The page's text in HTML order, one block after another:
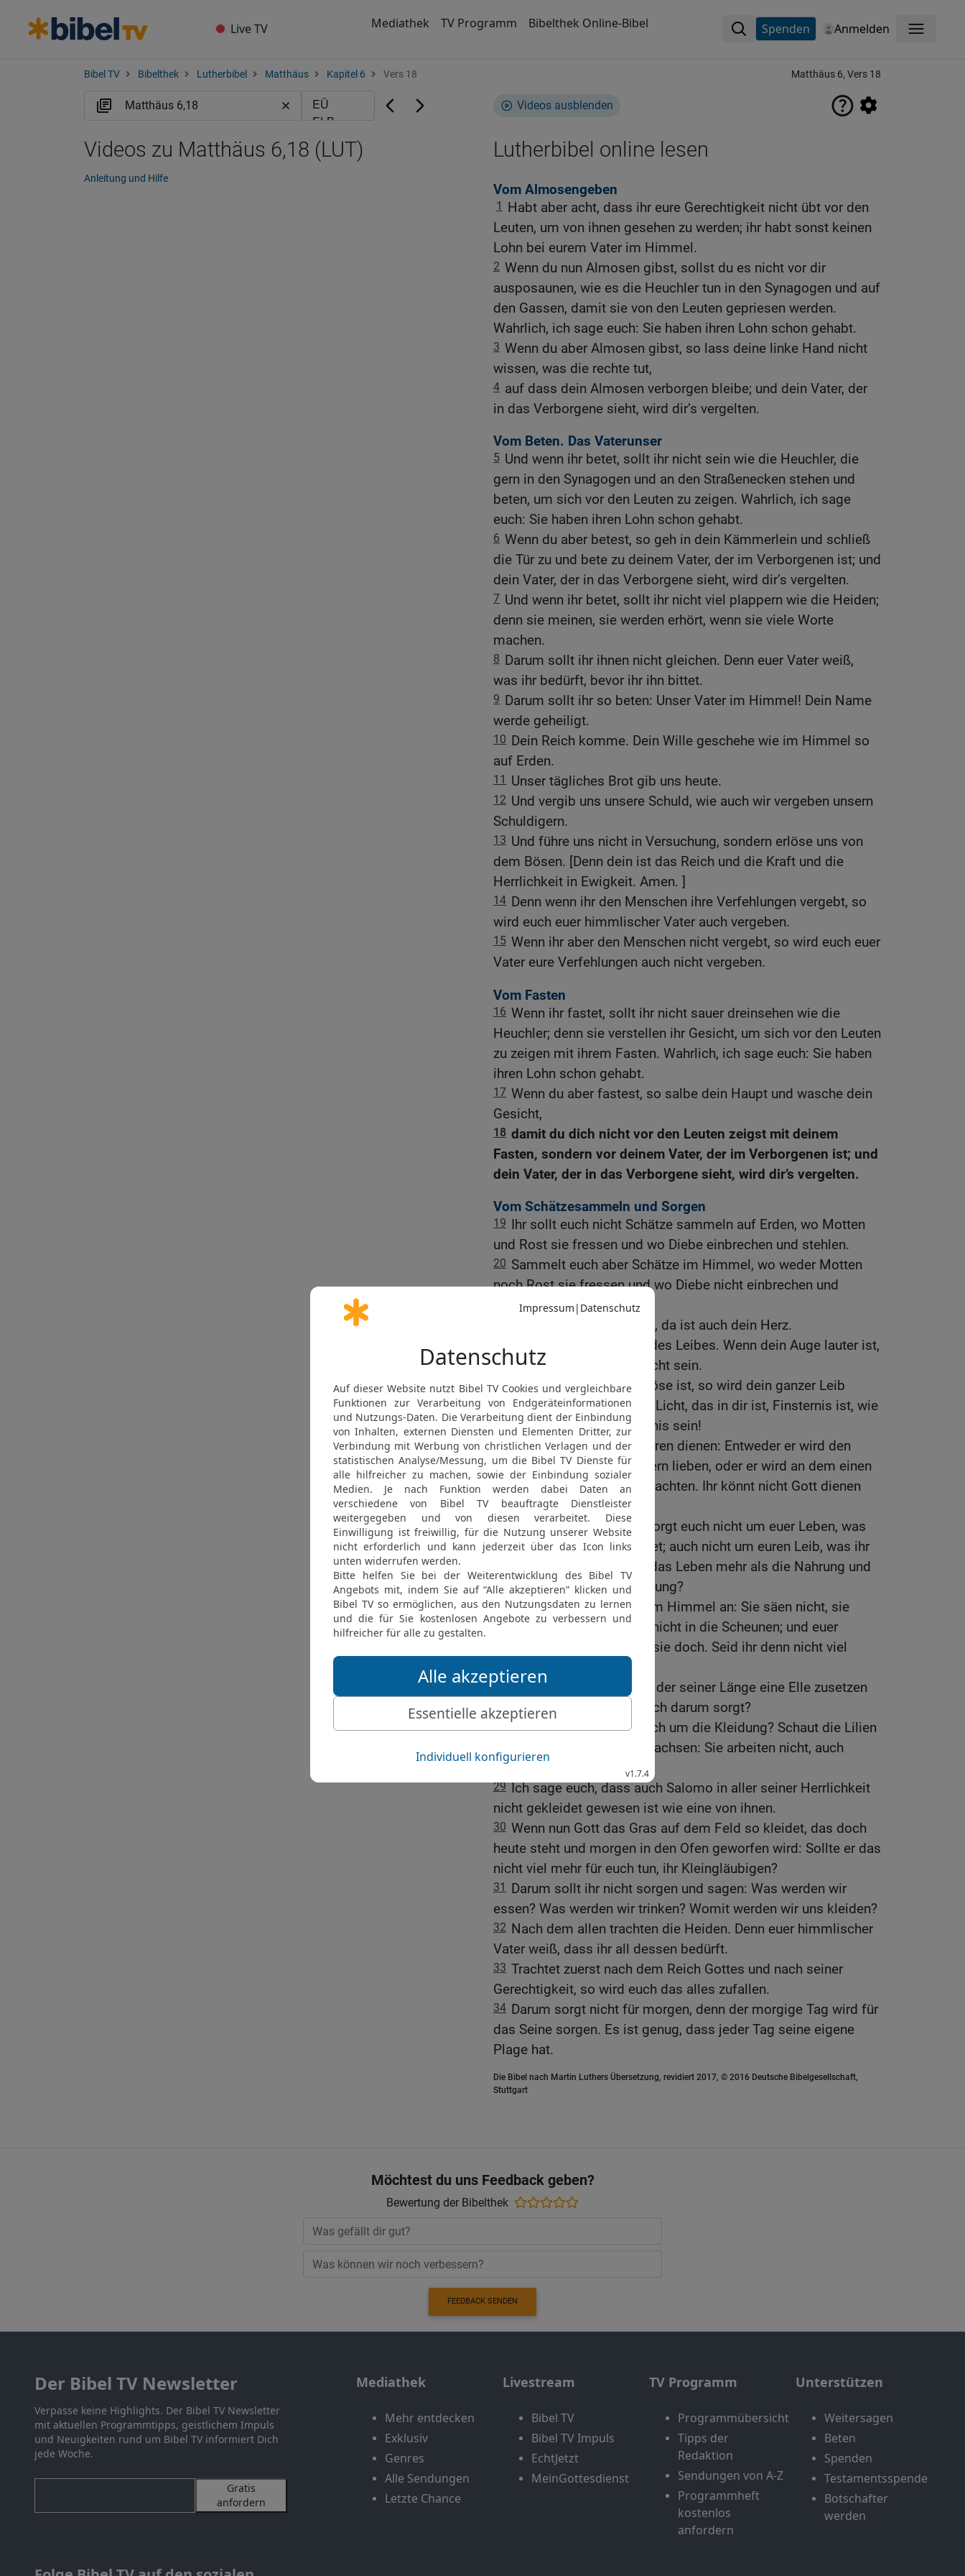
Live TV Mediathek TV Programm Bibelthek Online-Bibel Spenden Anmelden Menü
Bibel TV Bibelthek Lutherbibel Matthäus Kapitel 6 Vers 18 Matthäus 6, Vers 18
Videos ausblenden
Lutherbibel online lesen
Vom Almosengeben
1
Habt aber acht, dass ihr eure Gerechtigkeit nicht übt vor den
Leuten, um von ihnen gesehen zu werden; ihr habt sonst keinen
Lohn bei eurem Vater im Himmel.
2 Wenn du nun Almosen gibst, sollst du es nicht vor dir
ausposaunen, wie es die Heuchler tun in den Synagogen und auf
den Gassen, damit sie von den Leuten gepriesen werden.
Wahrlich, ich sage euch: Sie haben ihren Lohn schon gehabt.
3 Wenn du aber Almosen gibst, so lass deine linke Hand nicht
wissen, was die rechte tut,
4 auf dass dein Almosen verborgen bleibe; und dein Vater, der
in das Verborgene sieht, wird dir’s vergelten.
Vom Beten. Das Vaterunser
5 Und wenn ihr betet, sollt ihr nicht sein wie die Heuchler, die
gern in den Synagogen und an den Straßenecken stehen und
beten, um sich vor den Leuten zu zeigen. Wahrlich, ich sage
euch: Sie haben ihren Lohn schon gehabt.
6 Wenn du aber betest, so geh in dein Kämmerlein und schließ
die Tür zu und bete zu deinem Vater, der im Verborgenen ist; und
dein Vater, der in das Verborgene sieht, wird dir’s vergelten.
7 Und wenn ihr betet, sollt ihr nicht viel plappern wie die Heiden;
denn sie meinen, sie werden erhört, wenn sie viele Worte
machen.
8 Darum sollt ihr ihnen nicht gleichen. Denn euer Vater weiß,
was ihr bedürft, bevor ihr ihn bittet.
9 Darum sollt ihr so beten: Unser Vater im Himmel! Dein Name
werde geheiligt.
10 Dein Reich komme. Dein Wille geschehe wie im Himmel so
auf Erden.
11 Unser tägliches Brot gib uns heute.
12 Und vergib uns unsere Schuld, wie auch wir vergeben unsern
Schuldigern.
13 Und führe uns nicht in Versuchung, sondern erlöse uns von
dem Bösen. [Denn dein ist das Reich und die Kraft und die
Herrlichkeit in Ewigkeit. Amen. ]
14 Denn wenn ihr den Menschen ihre Verfehlungen vergebt, so
wird euch euer himmlischer Vater auch vergeben.
15 Wenn ihr aber den Menschen nicht vergebt, so wird euch euer
Vater eure Verfehlungen auch nicht vergeben.
Vom Fasten
16 Wenn ihr fastet, sollt ihr nicht sauer dreinsehen wie die
Heuchler; denn sie verstellen ihr Gesicht, um sich vor den Leuten
zu zeigen mit ihrem Fasten. Wahrlich, ich sage euch: Sie haben
ihren Lohn schon gehabt.
17 Wenn du aber fastest, so salbe dein Haupt und wasche dein
Gesicht,
18 damit du dich nicht vor den Leuten zeigst mit deinem
Fasten, sondern vor deinem Vater, der im Verborgenen ist; und
dein Vater, der in das Verborgene sieht, wird dir’s vergelten.
Vom Schätzesammeln und Sorgen
19 Ihr sollt euch nicht Schätze sammeln auf Erden, wo Motten
und Rost sie fressen und wo Diebe einbrechen und stehlen.
20 Sammelt euch aber Schätze im Himmel, wo weder Motten
noch Rost sie fressen und wo Diebe nicht einbrechen und
stehlen.
Denn wo dein Schatz ist, da ist auch dein Herz.
Das Auge ist das Licht des Leibes. Wenn dein Auge lauter ist,
so wird dein ganzer Leib licht sein.
23 Wenn aber dein Auge böse ist, so wird dein ganzer Leib
finster sein. Wenn nun das Licht, das in dir ist, Finsternis ist, wie
groß wird dann die Finsternis sein!
24 Niemand kann zwei Herren dienen: Entweder er wird den
einen hassen und den andern lieben, oder er wird an dem einen
hängen und den andern verachten. Ihr könnt nicht Gott dienen
und dem Mammon.
25 Darum sage ich euch: Sorgt euch nicht um euer Leben, was
ihr essen und trinken werdet; auch nicht um euren Leib, was ihr
anziehen werdet. Ist nicht das Leben mehr als die Nahrung und
der Leib mehr als die Kleidung?
26 Seht die Vögel unter dem Himmel an: Sie säen nicht, sie
ernten nicht, sie sammeln nicht in die Scheunen; und euer
himmlischer Vater ernährt sie doch. Seid ihr denn nicht viel
kostbarer als sie?
27 Wer ist aber unter euch, der seiner Länge eine Elle zusetzen
könnte, wie sehr er sich auch darum sorgt?
Und warum sorgt ihr euch um die Kleidung? Schaut die Lilien
auf dem Feld an, wie sie wachsen: Sie arbeiten nicht, auch
spinnen sie nicht.
29 Ich sage euch, dass auch Salomo in aller seiner Herrlichkeit
nicht gekleidet gewesen ist wie eine von ihnen.
30 Wenn nun Gott das Gras auf dem Feld so kleidet, das doch
heute steht und morgen in den Ofen geworfen wird: Sollte er das
nicht viel mehr für euch tun, ihr Kleingläubigen?
31 Darum sollt ihr nicht sorgen und sagen: Was werden wir
essen? Was werden wir trinken? Womit werden wir uns kleiden?
32 Nach dem allen trachten die Heiden. Denn euer himmlischer
Vater weiß, dass ihr all dessen bedürft.
33 Trachtet zuerst nach dem Reich Gottes und nach seiner
Gerechtigkeit, so wird euch das alles zufallen.
34 Darum sorgt nicht für morgen, denn der morgige Tag wird für
das Seine sorgen. Es ist genug, dass jeder Tag seine eigene
Plage hat.
Die Bibel nach Martin Luthers Übersetzung, revidiert 2017, © 2016 Deutsche Bibelgesellschaft,
Stuttgart
Videos zu Matthäus 6,18 (LUT)
Anleitung und Hilfe
Möchtest du uns Feedback geben?
Bewertung der Bibelthek
FEEDBACK SENDEN
Der Bibel TV Newsletter
Verpasse keine Highlights. Der Bibel TV Newsletter
mit aktuellen Programmtipps, geistlichem Impuls
und Neuigkeiten rund um Bibel TV informiert Dich
jede Woche.
Gratis
anfordern
Mediathek
Mehr entdecken
Exklusiv
Genres
Alle Sendungen
Letzte Chance
Livestream
Bibel TV
Bibel TV Impuls
EchtJetzt
MeinGottesdienst
TV Programm
Programmübersicht
Tipps der
Redaktion
Sendungen von A-Z
Programmheft
kostenlos
anfordern
Unterstützen
Weitersagen
Beten
Spenden
Testamentsspende
Botschafter
werden